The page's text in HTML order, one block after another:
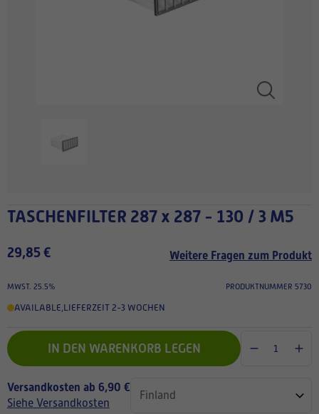
TASCHENFILTER 287 x 287 - 130 / 3 M5
29,85 € Weitere Fragen zum Produkt
MWST. 25.5% PRODUKTNUMMER 5730
AVAILABLE,LIEFERZEIT 2-3 WOCHEN
IN DEN WARENKORB LEGEN
Versandkosten ab 6,90 €
Siehe Versandkosten